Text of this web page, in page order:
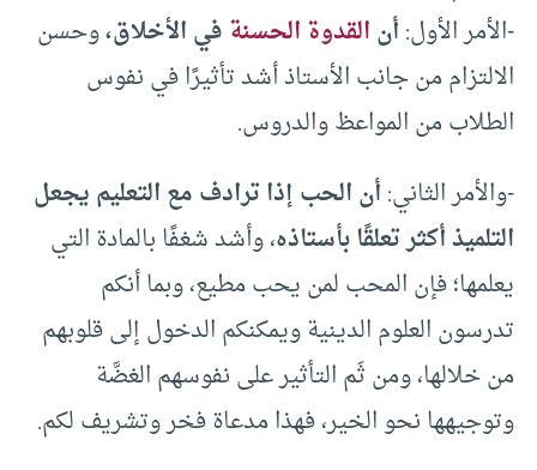
-الأمر الأول:أنالقدوة الحسنةفي الأخلاق،وحسن
الالتزام من جانب الأستاذ أشد تأثيرًا في نفوس
الطلاب من المواعظ والدروس.
-والأمر الثاني:أن الحب إذا ترادف مع التعليم يجعل
التلميذ أكثر تعلقًا بأستاذه، وأشد شغفًا بالمادة التي
يعلمها؛ فإن المحب لمن يحب مطيع، وبما أنكم
تدرسون العلوم الدينية ويمكنكم الدخول إلى قلوبهم
من خلالها، ومن ثَم التأثير على نفوسهم الغضَّة
وتوجيهها نحو الخير، فهذا مدعاة فخر وتشريف لكم.